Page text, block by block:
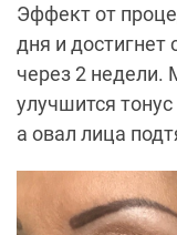
Эффект от
дня и
через 2 недели.
улучшится
а овал лица